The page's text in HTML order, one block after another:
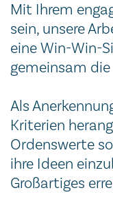
Mit Ihrem
sein, unsere
eine Win-Win-
gemeinsam
Als
Kriterien
Ordenswerte
ihre Ideen
Großartiges